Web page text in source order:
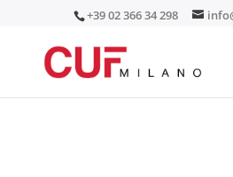
+39 02 366 34 298